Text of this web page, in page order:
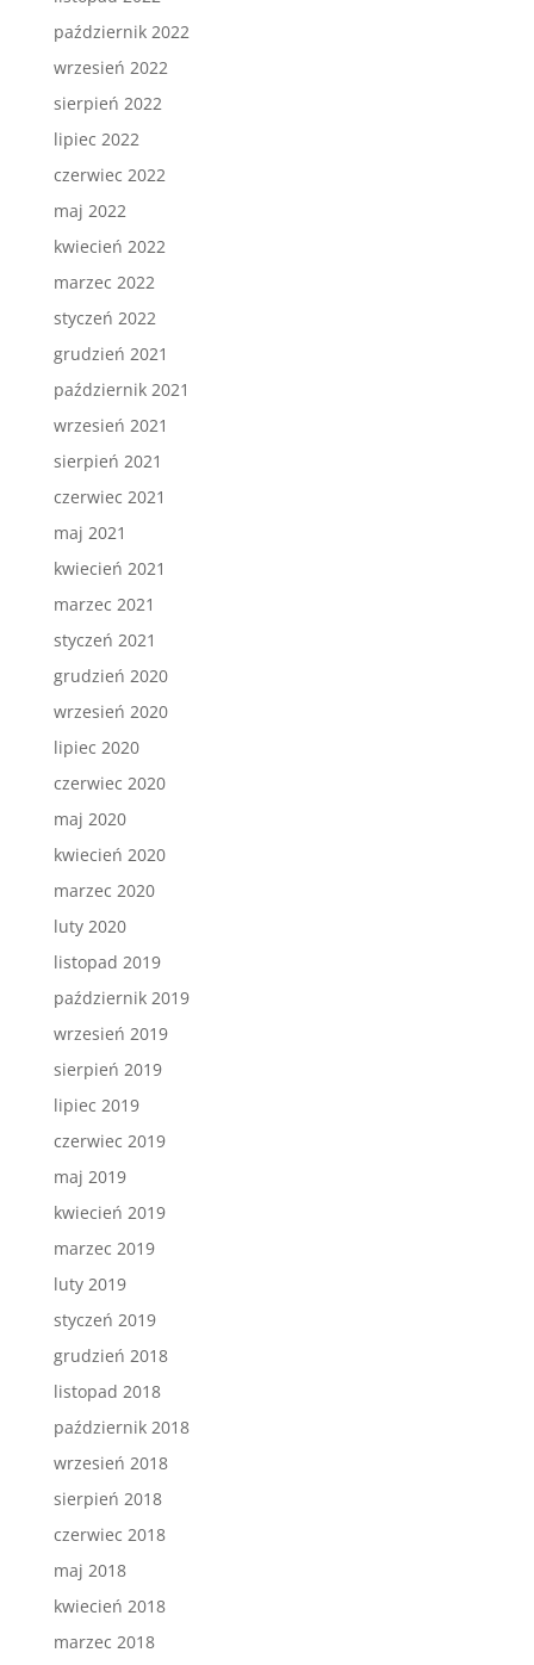
październik 2022
wrzesień 2022
sierpień 2022
lipiec 2022
czerwiec 2022
maj 2022
kwiecień 2022
marzec 2022
styczeń 2022
grudzień 2021
październik 2021
wrzesień 2021
sierpień 2021
czerwiec 2021
maj 2021
kwiecień 2021
marzec 2021
styczeń 2021
grudzień 2020
wrzesień 2020
lipiec 2020
czerwiec 2020
maj 2020
kwiecień 2020
marzec 2020
luty 2020
listopad 2019
październik 2019
wrzesień 2019
sierpień 2019
lipiec 2019
czerwiec 2019
maj 2019
kwiecień 2019
marzec 2019
luty 2019
styczeń 2019
grudzień 2018
listopad 2018
październik 2018
wrzesień 2018
sierpień 2018
czerwiec 2018
maj 2018
kwiecień 2018
marzec 2018